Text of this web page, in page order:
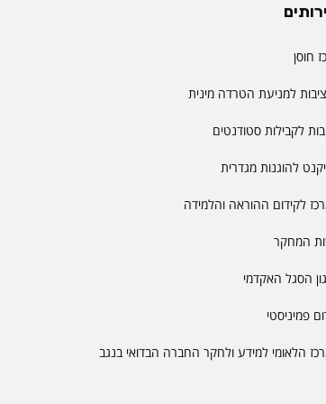
חוסן
למניעת הטרדה מינית
לקבילות סטודנטים
להוגנות מגדרית
לקידום ההוראה והלמידה
המחקר
הסגל האקדמי
פמיניסטי
הלאומי למידע ולחקר החברה הבדואי בנגב